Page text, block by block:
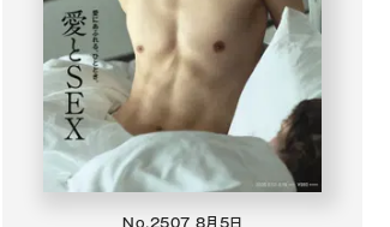
No.2507 8月5日